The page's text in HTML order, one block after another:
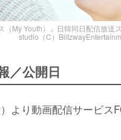
（My Youth）』日韓同日配信放送
studio（C）
／公開日
より動画配信サービス